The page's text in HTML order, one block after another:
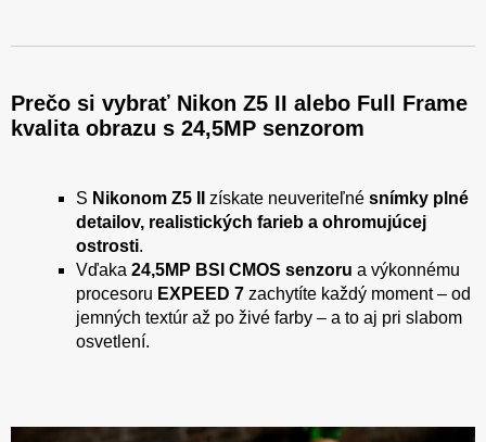
Prečo si vybrať Nikon Z5 II alebo Full Frame
kvalita obrazu s 24,5MP senzorom
S Nikonom Z5 II získate neuveriteľné snímky plné
detailov, realistických farieb a ohromujúcej
ostrosti.
Vďaka 24,5MP BSI CMOS senzoru a výkonnému
procesoru EXPEED 7 zachytíte každý moment – od
jemných textúr až po živé farby – a to aj pri slabom
osvetlení.